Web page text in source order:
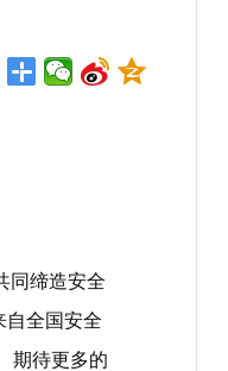
同缔造安全
自全国安全
期待更多的